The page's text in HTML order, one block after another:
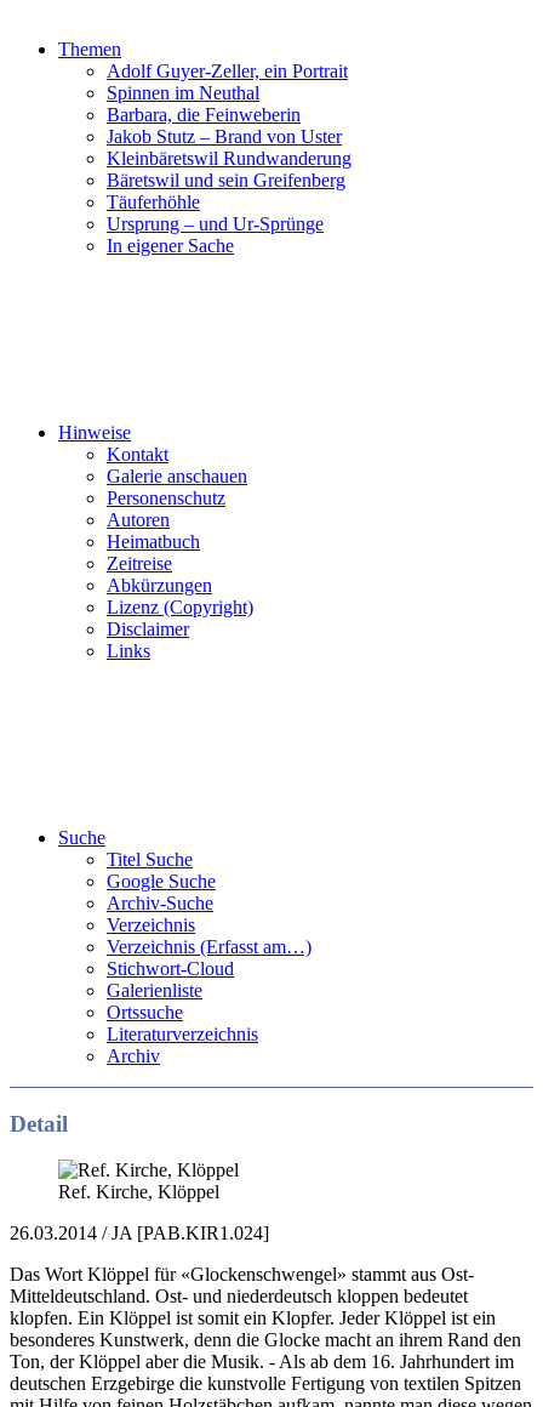
Themen
Adolf Guyer-Zeller, ein Portrait
Spinnen im Neuthal
Barbara, die Feinweberin
Jakob Stutz – Brand von Uster
Kleinbäretswil Rundwanderung
Bäretswil und sein Greifenberg
Täuferhöhle
Ursprung – und Ur-Sprünge
In eigener Sache
Hinweise
Kontakt
Galerie anschauen
Personenschutz
Autoren
Heimatbuch
Zeitreise
Abkürzungen
Lizenz (Copyright)
Disclaimer
Links
Suche
Titel Suche
Google Suche
Archiv-Suche
Verzeichnis
Verzeichnis (Erfasst am…)
Stichwort-Cloud
Galerienliste
Ortssuche
Literaturverzeichnis
Archiv
Detail
Ref. Kirche, Klöppel
26.03.2014 / JA [PAB.KIR1.024]
Das Wort Klöppel für «Glockenschwengel» stammt aus Ost-
Mitteldeutschland. Ost- und niederdeutsch kloppen bedeutet
klopfen. Ein Klöppel ist somit ein Klopfer. Jeder Klöppel ist ein
besonderes Kunstwerk, denn die Glocke macht an ihrem Rand den
Ton, der Klöppel aber die Musik. - Als ab dem 16. Jahrhundert im
deutschen Erzgebirge die kunstvolle Fertigung von textilen Spitzen